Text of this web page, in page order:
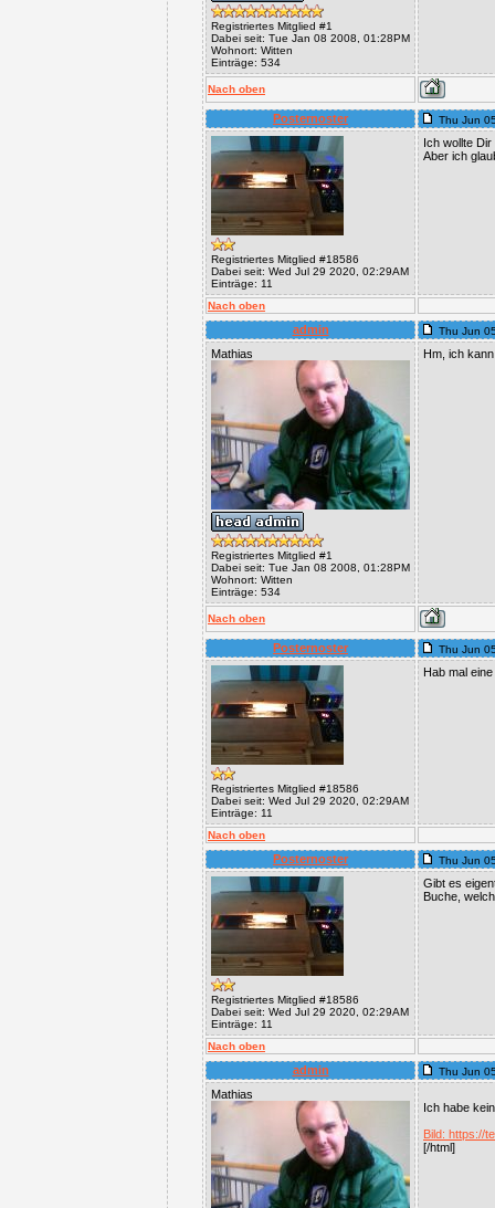
Registriertes Mitglied #1
Dabei seit: Tue Jan 08 2008, 01:28PM
Wohnort: Witten
Einträge: 534
Nach oben
Posternoster Thu Jun
Registriertes Mitglied #18586
Dabei seit: Wed Jul 29 2020, 02:29AM
Einträge: 11
Ich wollte
Aber ich
Nach oben
admin Thu Jun
Mathias
Registriertes Mitglied #1
Dabei seit: Tue Jan 08 2008, 01:28PM
Wohnort: Witten
Einträge: 534
Hm, ich
Nach oben
Posternoster Thu Jun
Registriertes Mitglied #18586
Dabei seit: Wed Jul 29 2020, 02:29AM
Einträge: 11
Hab mal
Nach oben
Posternoster Thu Jun
Registriertes Mitglied #18586
Dabei seit: Wed Jul 29 2020, 02:29AM
Einträge: 11
Gibt es
Buche,
Nach oben
admin Thu Jun
Mathias
Ich habe
Bild: https://
[/html]